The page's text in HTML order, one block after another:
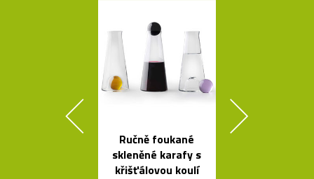
Ručně foukané
skleněné karafy s
křišťálovou koulí